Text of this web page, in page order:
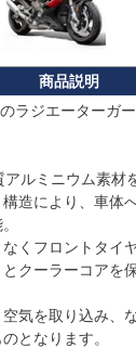
ラジエーターガ
ルミニウム素材
造により、車体
くフロントタイ
クーラーコアを
気を取り込み、
となります。